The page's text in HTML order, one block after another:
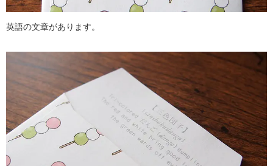
英語の文章があります。